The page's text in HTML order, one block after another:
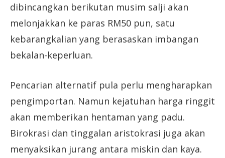
dibincangkan berikutan musim salji akan
melonjakkan ke paras RM50 pun, satu
kebarangkalian yang berasaskan imbangan
bekalan-keperluan.
Pencarian alternatif pula perlu mengharapkan
pengimportan. Namun kejatuhan harga ringgit
akan memberikan hentaman yang padu.
Birokrasi dan tinggalan aristokrasi juga akan
menyaksikan jurang antara miskin dan kaya.